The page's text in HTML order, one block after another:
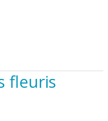
fleuris